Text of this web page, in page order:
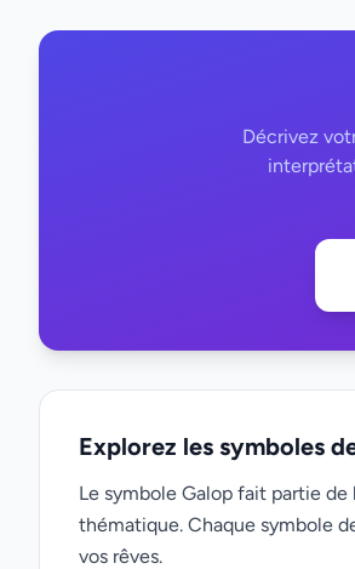
Décrivez
Explorez les symboles
Le symbole Galop fait partie de
thématique. Chaque symbole
vos rêves.